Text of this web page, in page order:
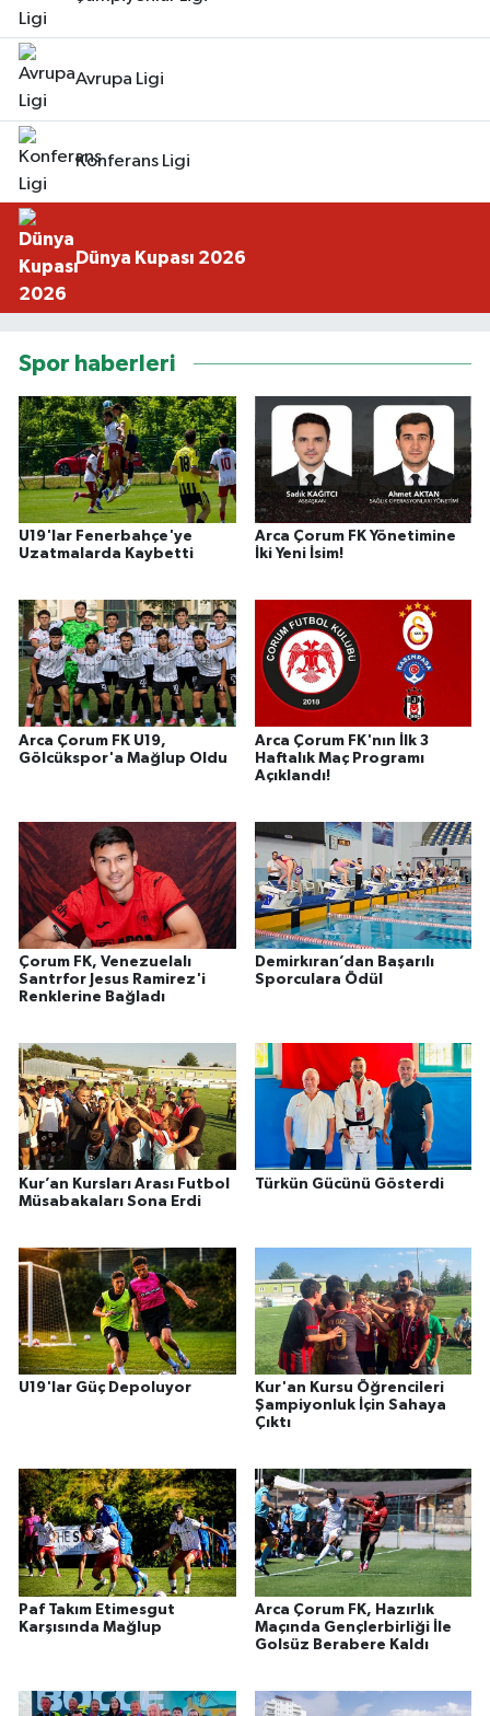
Avrupa Ligi
Konferans Ligi
Dünya Kupası 2026
Spor haberleri
U19'lar Fenerbahçe'ye
Uzatmalarda Kaybetti
Arca Çorum FK Yönetimine
İki Yeni İsim!
Arca Çorum FK U19,
Gölcükspor'a Mağlup Oldu
Arca Çorum FK'nın İlk 3
Haftalık Maç Programı
Açıklandı!
Çorum FK, Venezuelalı
Santrfor Jesus Ramirez'i
Renklerine Bağladı
Demirkıran’dan Başarılı
Sporculara Ödül
Kur’an Kursları Arası Futbol
Müsabakaları Sona Erdi
Türkün Gücünü Gösterdi
U19'lar Güç Depoluyor
Kur'an Kursu Öğrencileri
Şampiyonluk İçin Sahaya
Çıktı
Paf Takım Etimesgut
Karşısında Mağlup
Arca Çorum FK, Hazırlık
Maçında Gençlerbirliği İle
Golsüz Berabere Kaldı